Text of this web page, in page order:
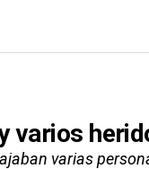
varios
varias